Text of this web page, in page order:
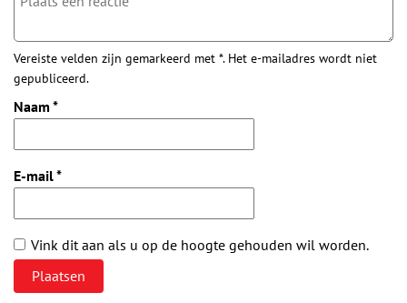
Vereiste velden zijn gemarkeerd met *. Het e-mailadres wordt niet
gepubliceerd.
Naam *
E-mail*
Vink dit aan als u op de hoogte gehouden wil worden.